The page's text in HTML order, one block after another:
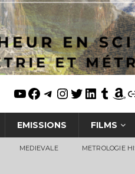
EMISSIONS FILMS
MEDIEVALE METROLOGIE